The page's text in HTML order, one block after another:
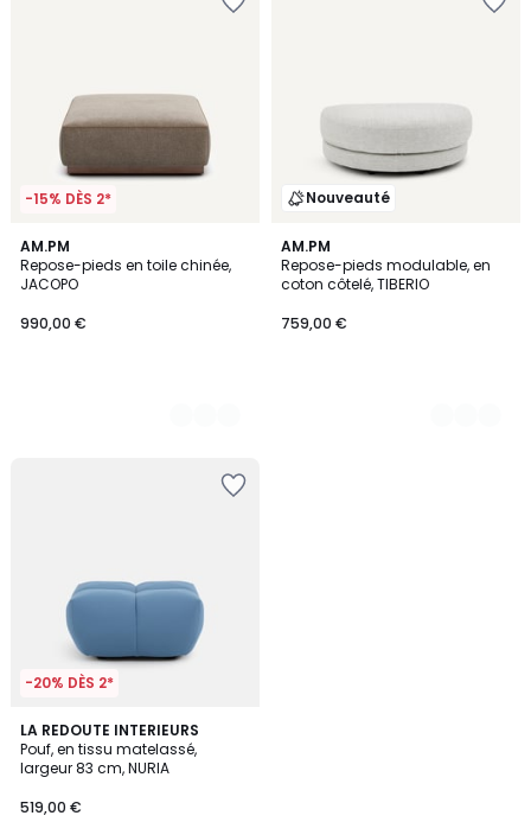
-15% DÈS 2*
AM.PM
Repose-pieds en toile chinée,
JACOPO
990,00 €
7
Couleurs
Nouveauté
AM.PM
Repose-pieds modulable, en
coton côtelé, TIBERIO
759,00 €
3
Couleurs
-20% DÈS 2*
LA REDOUTE INTERIEURS
Pouf, en tissu matelassé,
largeur 83 cm, NURIA
519,00 €
3
Couleurs